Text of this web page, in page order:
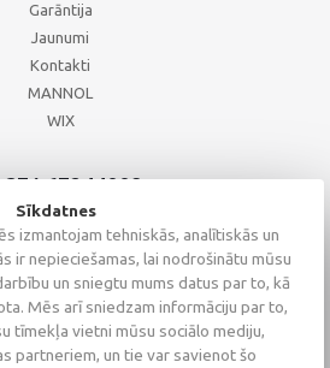
Garāntija
Jaunumi
Kontakti
MANNOL
WIX
67244008
+371 67271055
26002793
Sīkdatnes
izmantojam tehniskās, analītiskās un
ir nepieciešamas, lai nodrošinātu mūsu
un sniegtu mums datus par to, kā
Mēs arī sniedzam informāciju par to,
tīmekļa vietni mūsu sociālo mediju,
partneriem, un tie var savienot šo